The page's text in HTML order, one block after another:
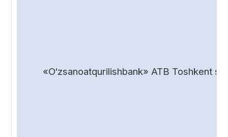
«O‘zsanoatqurilishbank» ATB Toshkent